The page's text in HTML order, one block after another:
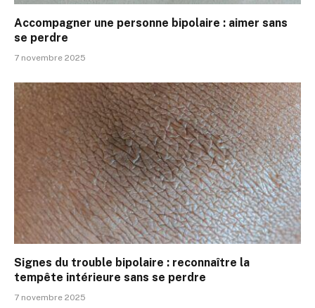
Accompagner une personne bipolaire : aimer sans
se perdre
7 novembre 2025
Signes du trouble bipolaire : reconnaître la
tempête intérieure sans se perdre
7 novembre 2025